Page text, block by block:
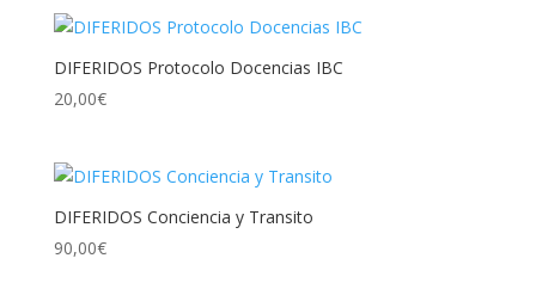
DIFERIDOS Protocolo Docencias IBC
20,00€
DIFERIDOS Conciencia y Transito
90,00€